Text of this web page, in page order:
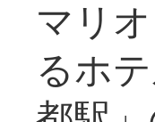
マリ
るホ